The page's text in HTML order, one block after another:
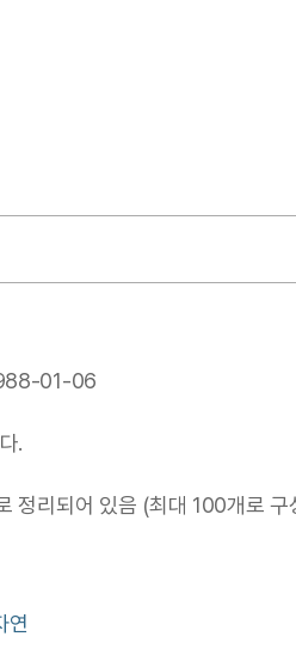
01-06
.
정리되어 있음 (최대 100개로 구
연